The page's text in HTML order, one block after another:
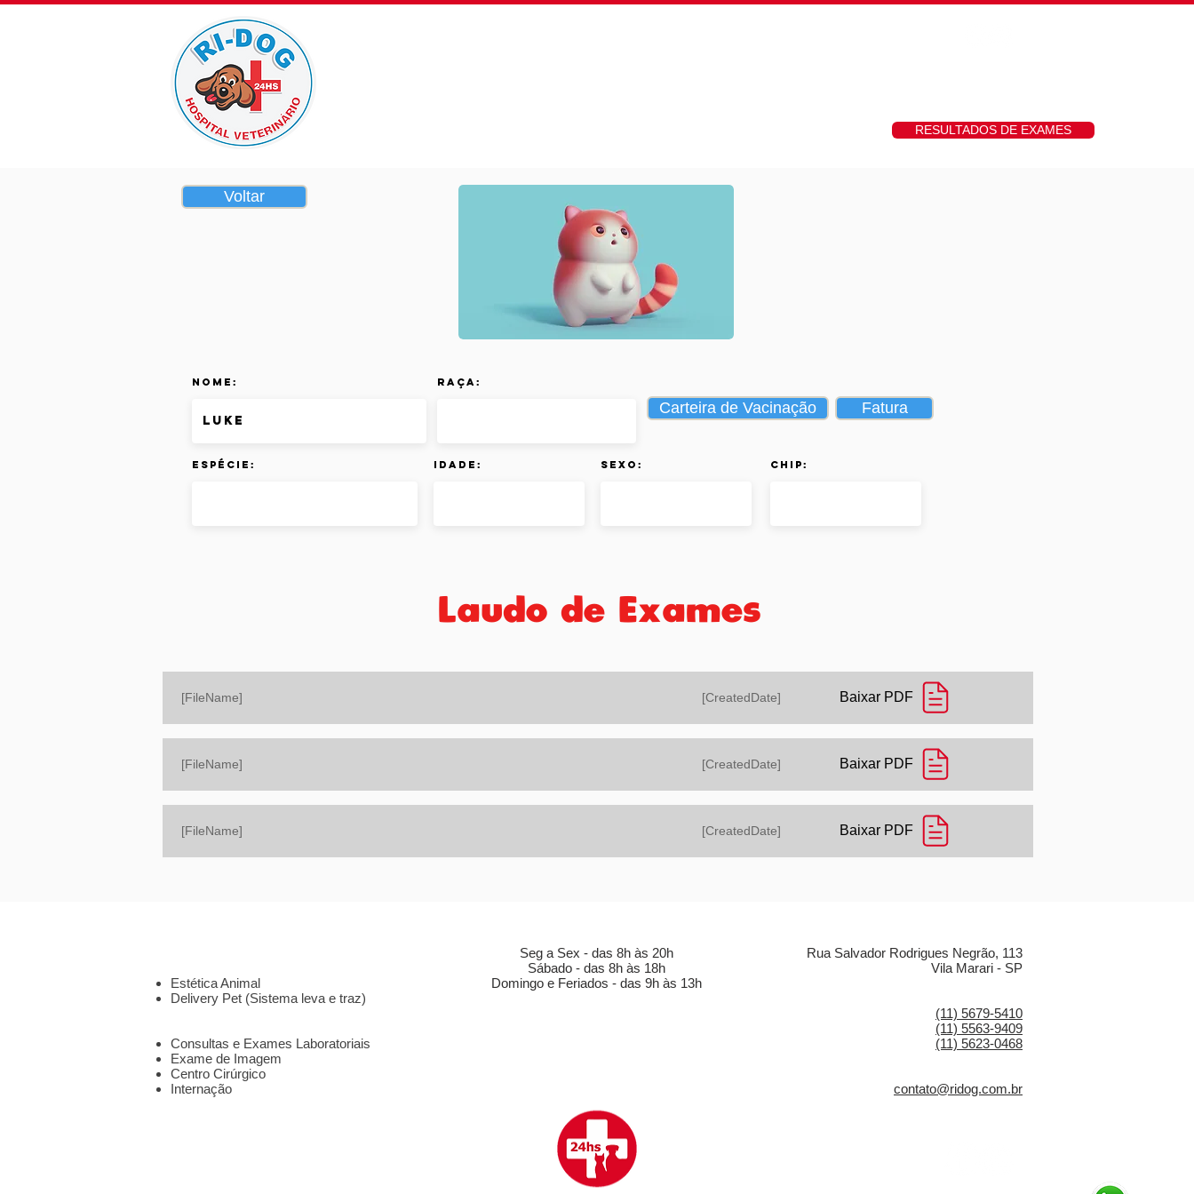
RESULTADOS DE EXAMES
Voltar
Nome: Raça:
Carteira de Vacinação Fatura
Espécie: Idade: Sexo: Chip:
Laudo de Exames
[FileName] [CreatedDate] Baixar PDF
[FileName] [CreatedDate] Baixar PDF
[FileName] [CreatedDate] Baixar PDF
Estética Animal
Delivery Pet (Sistema leva e traz)
Consultas e Exames Laboratoriais
Exame de Imagem
Centro Cirúrgico
Internação
Seg a Sex - das 8h às 20h
Sábado - das 8h às 18h
Domingo e Feriados - das 9h às 13h
Rua Salvador Rodrigues Negrão, 113
Vila Marari - SP
(11) 5679-5410
(11) 5563-9409
(11) 5623-0468
contato@ridog.com.br